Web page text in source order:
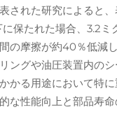
された研究によると、
保たれた場合、3.2ミ
の摩擦が約40％低減
ングや油圧装置内の
かる用途において特
な性能向上と部品寿